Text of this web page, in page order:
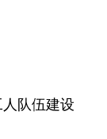
队伍建设